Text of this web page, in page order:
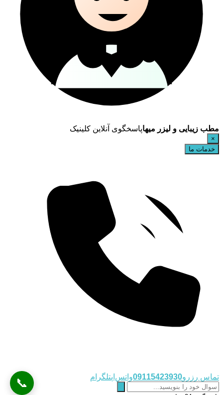
📞
مطب زیبایی و لیزر میهاپاسخگوی آنلاین کلینیک
×
خدمات ما
تماس رزرو09115423930واتس‌اپتلگرام